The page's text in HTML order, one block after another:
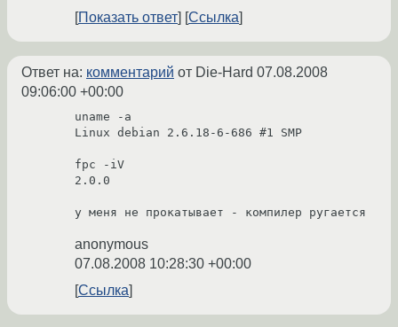
Показать ответ
Ссылка
Ответ на: комментарий от Die-Hard 07.08.2008
09:06:00 +00:00
uname -a
Linux debian 2.6.18-6-686 #1 SMP
fpc -iV
2.0.0
у меня не прокатывает - компилер ругается
anonymous
07.08.2008 10:28:30 +00:00
Ссылка